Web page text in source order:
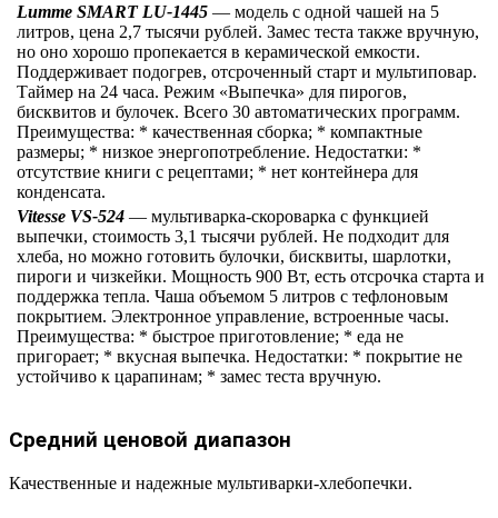
Lumme SMART LU-1445 — модель с одной чашей на 5
литров, цена 2,7 тысячи рублей. Замес теста также вручную,
но оно хорошо пропекается в керамической емкости.
Поддерживает подогрев, отсроченный старт и мультиповар.
Таймер на 24 часа. Режим «Выпечка» для пирогов,
бисквитов и булочек. Всего 30 автоматических программ.
Преимущества: * качественная сборка; * компактные
размеры; * низкое энергопотребление. Недостатки: *
отсутствие книги с рецептами; * нет контейнера для
конденсата.
Vitesse VS-524 — мультиварка-скороварка с функцией
выпечки, стоимость 3,1 тысячи рублей. Не подходит для
хлеба, но можно готовить булочки, бисквиты, шарлотки,
пироги и чизкейки. Мощность 900 Вт, есть отсрочка старта и
поддержка тепла. Чаша объемом 5 литров с тефлоновым
покрытием. Электронное управление, встроенные часы.
Преимущества: * быстрое приготовление; * еда не
пригорает; * вкусная выпечка. Недостатки: * покрытие не
устойчиво к царапинам; * замес теста вручную.
Средний ценовой диапазон
Качественные и надежные мультиварки-хлебопечки.